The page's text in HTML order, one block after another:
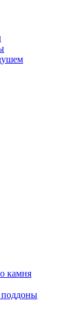
камня
поддоны